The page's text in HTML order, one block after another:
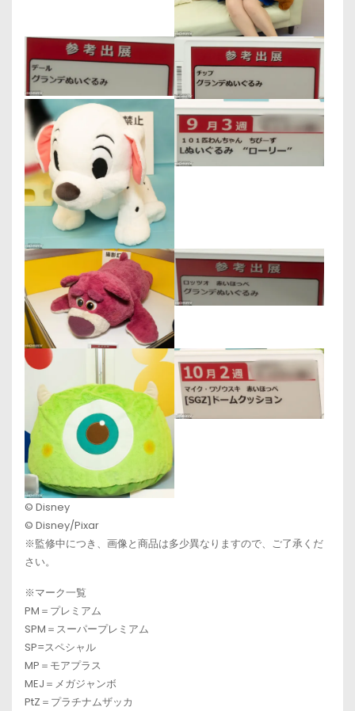
© Disney
© Disney/Pixar
※監修中につき、画像と商品は多少異なりますので、ご了承くだ
さい。
※マーク一覧
PM＝プレミアム
SPM＝スーパープレミアム
SP=スペシャル
MP＝モアプラス
MEJ＝メガジャンボ
PtZ＝プラチナムザッカ